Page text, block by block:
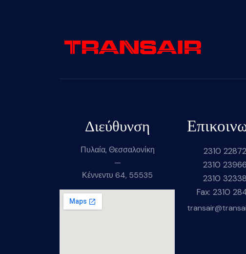
Διεύθυνση
Πυλαία, Θεσσαλονίκη
—
Κέννεντυ 64, 55535
2310
2310
2310
Fax: 2310